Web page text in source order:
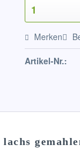
Merken
Artikel-Nr.: